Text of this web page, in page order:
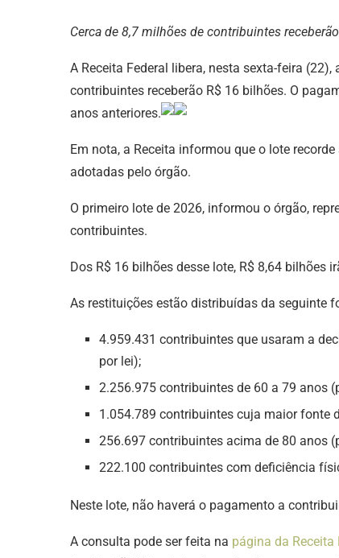
Cerca de 8,7 milhões de contribuintes
A Receita Federal libera, nesta sexta-feira
contribuintes receberão R$ 16 bilhões. O
anos anteriores.
Em nota, a Receita informou que o lote
adotadas pelo órgão.
O primeiro lote de 2026, informou o órgão,
contribuintes.
Dos R$ 16 bilhões desse lote, R$ 8,64 bilhões
As restituições estão distribuídas da seguinte
4.959.431 contribuintes que usaram a
por lei);
2.256.975 contribuintes de 60 a 79 anos
1.054.789 contribuintes cuja maior fonte
256.697 contribuintes acima de 80 anos
222.100 contribuintes com deficiência
Neste lote, não haverá o pagamento a
A consulta pode ser feita na página da Receita